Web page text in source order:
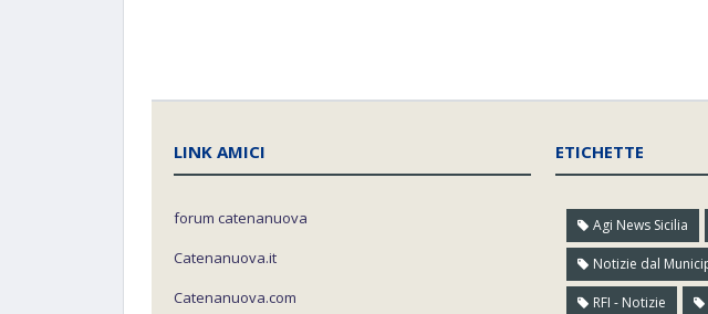
LINK AMICI
forum catenanuova
Catenanuova.it
Catenanuova.com
ETICHETTE
Agi News Sicilia
Notizie dal
RFI - Notizie